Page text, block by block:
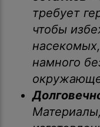
требует
чтобы
намного